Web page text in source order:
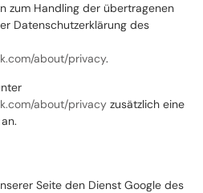
zum Handling der übertragenen
Datenschutzerklärung des
about/privacy.
about/privacy zusätzlich eine
Seite den Dienst Google des